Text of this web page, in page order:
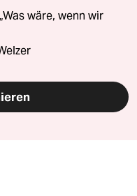
wäre, wenn wir